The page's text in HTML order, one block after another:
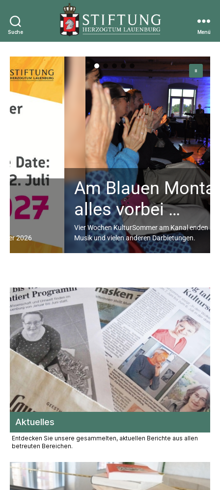
Suche
Stiftung
Lauenburg
Menü
Am Blauen Montag ist
alles vorbei …
Vier Wochen KulturSommer am Kanal enden mit Gesang,
Musik und vielen anderen Darbietungen.
Aktuelles
Entdecken Sie unsere gesammelten, aktuellen Berichte aus allen
betreuten Bereichen.